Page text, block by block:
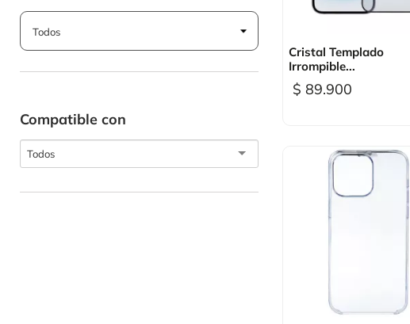
Compatible con
Todos
Vista rápida
Cristal Templado
Irrompible...
$ 89.900